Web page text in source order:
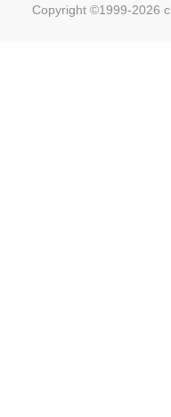
Copyright ©1999-2026